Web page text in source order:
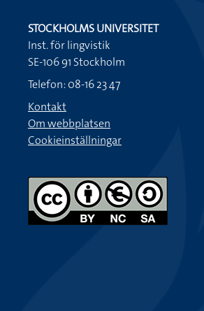
STOCKHOLMS UNIVERSITET
Inst. för lingvistik
SE-106 91 Stockholm
Telefon: 08-16 23 47
Kontakt
Om webbplatsen
Cookieinställningar